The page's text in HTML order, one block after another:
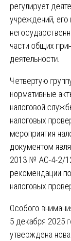
регулирует
учреждений,
части общих
деятельности.
Четвертую
нормативные
налоговой
налоговых
мероприятия
документом
2013 № АС-4-2/
рекомендации
налоговых
Особого
5 декабря 2025
утверждена